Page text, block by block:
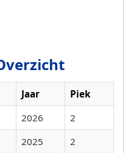
Jaar
Piek
2026
2
2025
2